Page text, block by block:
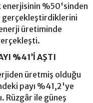
enerjisinin %50'sinden
gerçekleştirdiklerini
üretiminde
%41’İ AŞTI
üretmiş olduğu
payı %41,2'ye
Rüzgâr ile güneş